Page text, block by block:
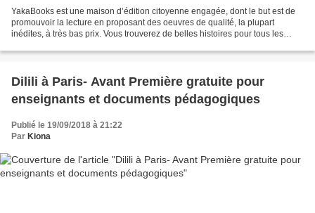
YakaBooks est une maison d’édition citoyenne engagée, dont le but est de
promouvoir la lecture en proposant des oeuvres de qualité, la plupart
inédites, à très bas prix. Vous trouverez de belles histoires pour tous les
Dilili à Paris- Avant Première gratuite pour
enseignants et documents pédagogiques
Publié le 19/09/2018 à 21:22
Par Kiona